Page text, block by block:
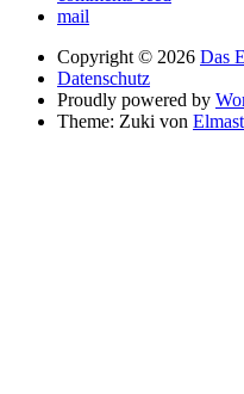
mail
Copyright © 2026 Das
Datenschutz
Proudly powered by
Theme: Zuki von